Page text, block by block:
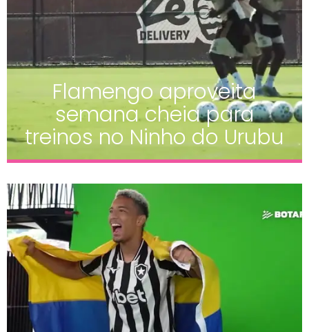
Flamengo aproveita
semana cheia para
treinos no Ninho do Urubu